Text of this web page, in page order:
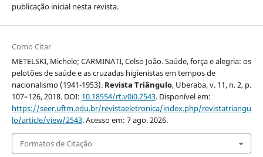
publicação inicial nesta revista.
Como Citar
METELSKI, Michele; CARMINATI, Celso João. Saúde, força e alegria: os
pelotões de saúde e as cruzadas higienistas em tempos de
nacionalismo (1941-1953). Revista Triângulo, Uberaba, v. 11, n. 2, p.
107–126, 2018. DOI: 10.18554/rt.v0i0.2543. Disponível em:
https://seer.uftm.edu.br/revistaeletronica/index.php/revistatriangu
lo/article/view/2543. Acesso em: 7 ago. 2026.
Formatos de Citação